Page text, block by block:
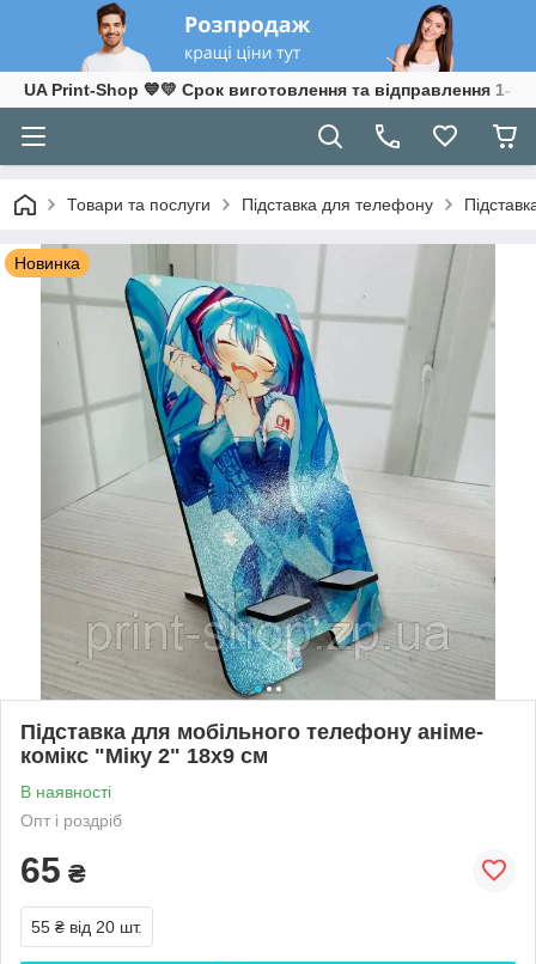
UA Print-Shop ​💙💛 Срок виготовлення та відправлення 1-3
Товари та послуги Підставка для телефону
Новинка
Підставка для мобільного телефону аніме-
комікс "Міку 2" 18х9 см
В наявності
Опт і роздріб
65 ₴
55 ₴ від 20 шт.